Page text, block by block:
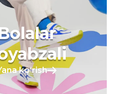
koʻrish